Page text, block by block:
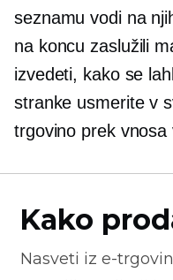
seznamu vodi na
na koncu zaslužili
izvedeti, kako se
stranke usmerite v
trgovino prek
Kako
Nasveti iz e-